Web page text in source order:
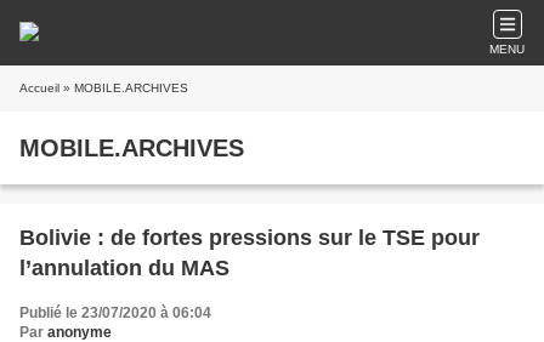
MENU
Accueil » MOBILE.ARCHIVES
MOBILE.ARCHIVES
Bolivie : de fortes pressions sur le TSE pour
l’annulation du MAS
Publié le 23/07/2020 à 06:04
Par anonyme